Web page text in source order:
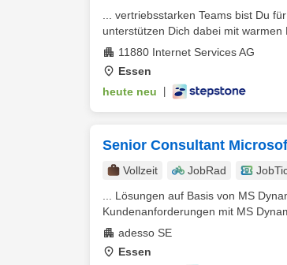
... vertriebsstarken Teams bist Du
unterstützen Dich dabei mit warmen
11880 Internet Services AG
Essen
heute neu
Senior Consultant
Vollzeit JobRad
... Lösungen auf Basis von MS
Kundenanforderungen mit MS
adesso SE
Essen